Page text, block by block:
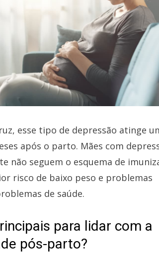
esse tipo de depressão atinge
após o parto. Mães com
não seguem o esquema de
risco de baixo peso e problemas
de saúde.
para lidar com a
pós-parto?